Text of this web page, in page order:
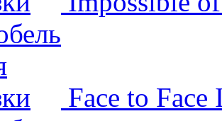
Face to